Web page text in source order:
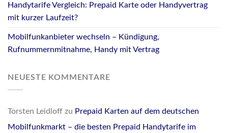
Handytarife Vergleich: Prepaid Karte oder Handyvertrag
mit kurzer Laufzeit?
Mobilfunkanbieter wechseln – Kündigung,
Rufnummernmitnahme, Handy mit Vertrag
NEUESTE KOMMENTARE
Torsten Leidloff zu Prepaid Karten auf dem deutschen
Mobilfunkmarkt – die besten Prepaid Handytarife im